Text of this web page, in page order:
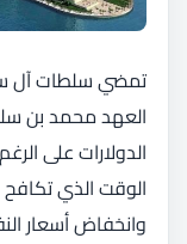
تمضي سلطات آل
العهد محمد بن
الدولارات على
الوقت الذي
وانخفاض أسعار